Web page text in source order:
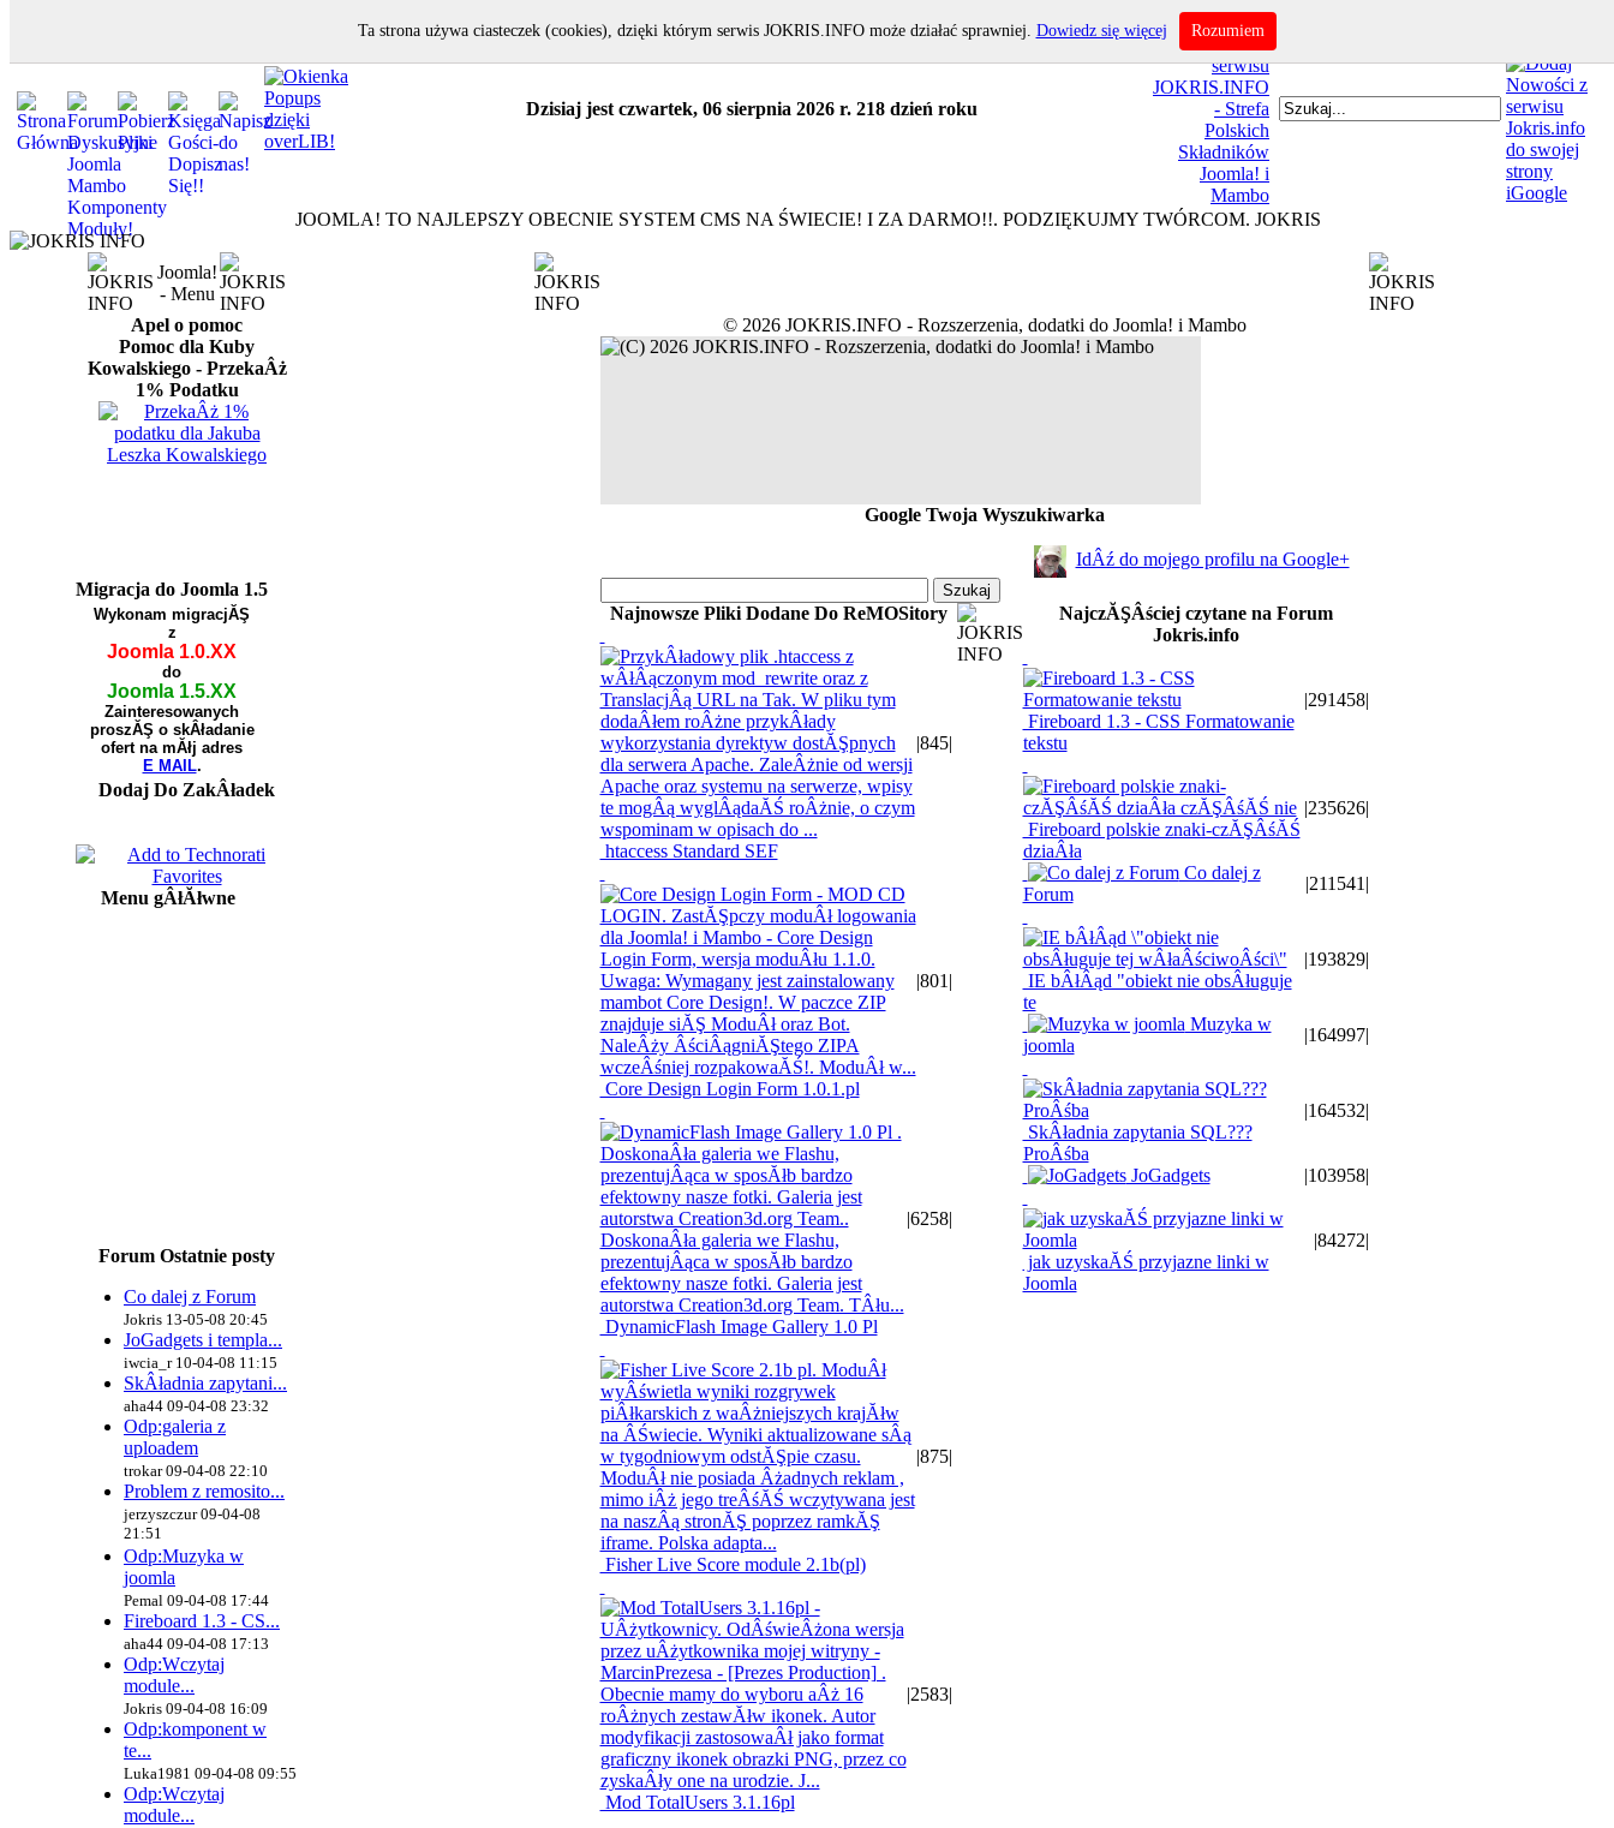
Dzisiaj jest czwartek, 06 sierpnia 2026 r. 218 dzień roku
JOOMLA! TO NAJLEPSZY OBECNIE SYSTEM CMS NA ŚWIECIE! I ZA DARMO!!. PODZIĘKUJMY TWÓRCOM. JOKRIS
Joomla!
- Menu
Apel o pomoc
Pomoc dla Kuby
Kowalskiego - PrzekaÂż
1% Podatku
Migracja do Joomla 1.5
Wykonam migracjĂŞ
z
Joomla 1.0.XX
do
Joomla 1.5.XX
Zainteresowanych
proszĂŞ o skÂładanie
ofert na mĂłj adres
E MAIL.
Dodaj Do ZakÂładek
Menu gÂłĂłwne
Forum Ostatnie posty
Co dalej z Forum
Jokris 13-05-08 20:45
JoGadgets i templa...
iwcia_r 10-04-08 11:15
SkÂładnia zapytani...
aha44 09-04-08 23:32
Odp:galeria z
uploadem
trokar 09-04-08 22:10
Problem z remosito...
jerzyszczur 09-04-08
21:51
Odp:Muzyka w
joomla
Pemal 09-04-08 17:44
Fireboard 1.3 - CS...
aha44 09-04-08 17:13
Odp:Wczytaj
module...
Jokris 09-04-08 16:09
Odp:komponent w
te...
Luka1981 09-04-08 09:55
Odp:Wczytaj
module...
© 2026 JOKRIS.INFO - Rozszerzenia, dodatki do Joomla! i Mambo
Google Twoja Wyszukiwarka
IdÂź do mojego profilu na Google+
Najnowsze Pliki Dodane Do ReMOSitory
htaccess Standard SEF
|845|
Core Design Login Form 1.0.1.pl
|801 |
DynamicFlash Image Gallery 1.0 Pl
|6258|
Fisher Live Score module 2.1b(pl)
|875|
Mod TotalUsers 3.1.16pl
|2583|
NajczĂŞÂściej czytane na Forum
Jokris.info
Fireboard 1.3 - CSS Formatowanie
tekstu
|291458|
Fireboard polskie znaki-czĂŞÂśĂŚ
dziaÂła
|235626|
Co dalej z
Forum
|211541|
IE bÂłÂąd "obiekt nie obsÂługuje
te
|193829|
Muzyka w
joomla
|164997|
SkÂładnia zapytania SQL???
ProÂśba
|164532|
JoGadgets |103958|
jak uzyskaĂŚ przyjazne linki w
Joomla
|84272|
Ta strona używa ciasteczek (cookies), dzięki którym serwis JOKRIS.INFO może działać sprawniej. Dowiedz się więcej Rozumiem